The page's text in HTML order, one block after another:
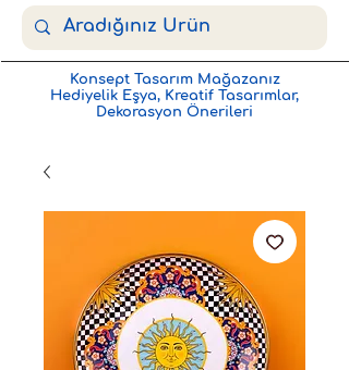
Konsept Tasarım Mağazanız
Hediyelik Eşya, Kreatif Tasarımlar,
Dekorasyon Önerileri